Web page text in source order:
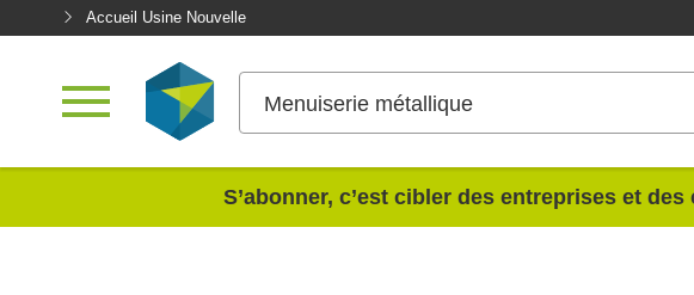
Accueil Usine Nouvelle
Menuiserie métallique
S’abonner, c’est cibler des entreprises et